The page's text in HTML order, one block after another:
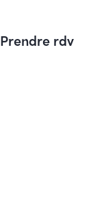
Prendre rdv